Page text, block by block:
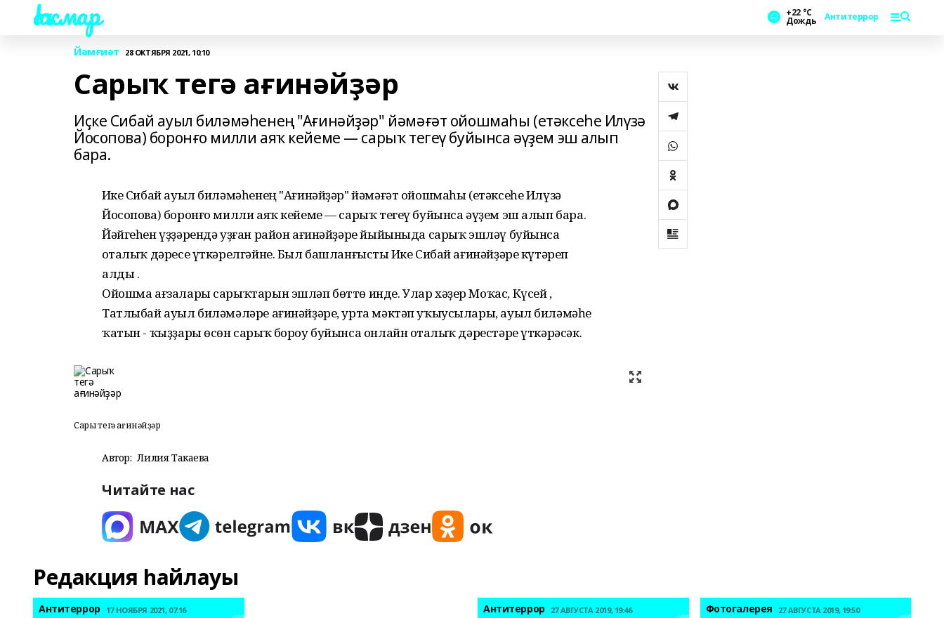
Һаҡмар +22 °С
Дождь Антитеррор
Йәмғиәт 28 ОКТЯБРЯ 2021, 10:10
Сарыҡ тегә ағинәйҙәр
Иҫке Сибай ауыл биләмәһенең "Ағинәйҙәр" йәмәғәт ойошмаһы (етәксеһе Илүзә
Йосопова) боронғо милли аяҡ кейеме — сарыҡ тегеү буйынса әүҙем эш алып
бара.
Иҫке Сибай ауыл биләмәһенең "Ағинәйҙәр" йәмәғәт ойошмаһы (етәксеһе Илүзә
Йосопова) боронғо милли аяҡ кейеме — сарыҡ тегеү буйынса әүҙем эш алып бара.
Йәйгеһен үҙҙәрендә уҙған район ағинәйҙәре йыйыныда сарыҡ эшләү буйынса
оҫталыҡ дәресе үткәрелгәйне. Был башланғысты Иҫке Сибай ағинәйҙәре күтәреп
алды .
Ойошма ағзалары сарыҡтарын эшләп бөттө инде. Улар хәҙер Моҡас, Күсей ,
Татлыбай ауыл биләмәләре ағинәйҙәре, урта мәктәп уҡыусылары, ауыл биләмәһе
ҡатын - ҡыҙҙары өсөн сарыҡ бороу буйынса онлайн оҫталыҡ дәрестәре үткәрәсәк.
Сарыҡ тегә ағинәйҙәр
Автор: Лилия Такаева
Читайте нас
Редакция һайлауы
Антитеррор 17 НОЯБРЯ 2021, 07:16 Антитеррор 27 АВГУСТА 2019, 19:46 Фотогалерея 27 АВГУСТА 2019, 19:50